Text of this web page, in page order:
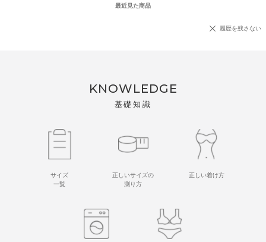
最近見た商品
履歴を残さない
KNOWLEDGE
基礎知識
サイズ
一覧
正しいサイズの
測り方
正しい着け方